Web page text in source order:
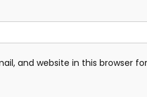
and website in this browser